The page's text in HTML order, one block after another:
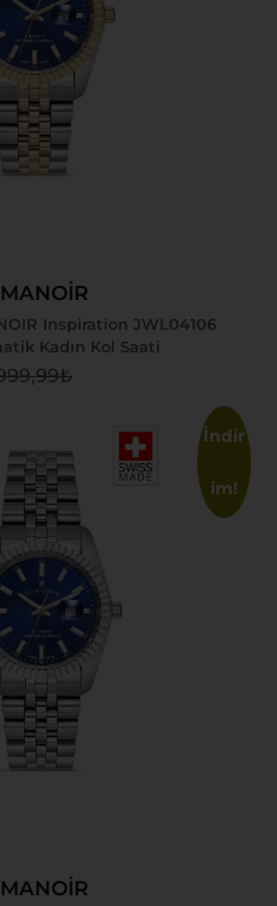
Inspiration JWL04106
Kadın Kol Saati
₺
İndir
im!